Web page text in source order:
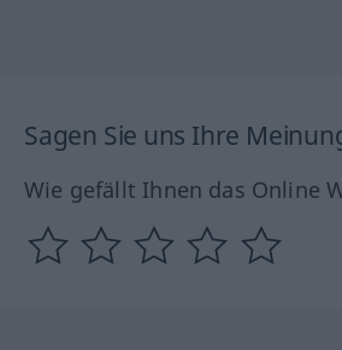
Sagen Sie uns Ihre
Wie gefällt Ihnen das Online